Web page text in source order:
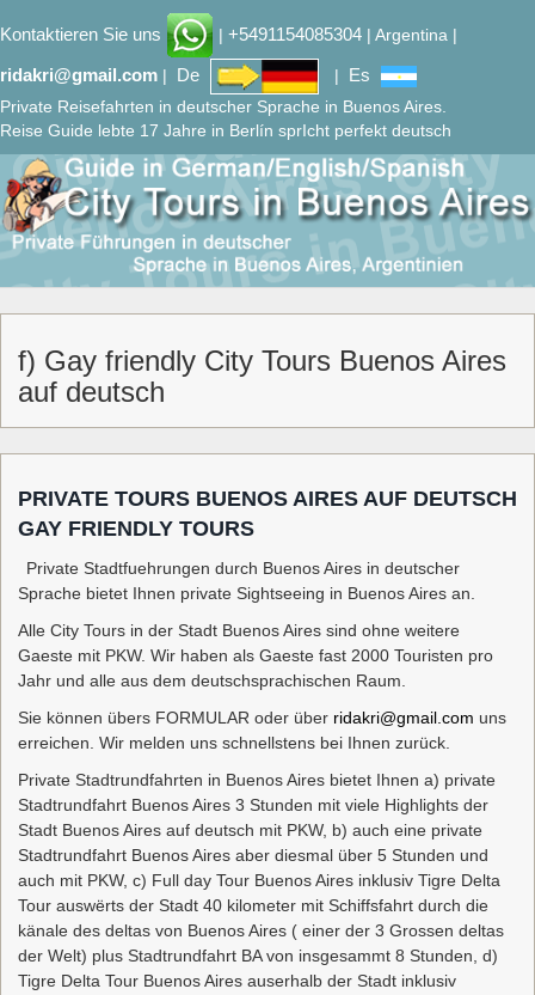
Kontaktieren Sie uns | +5491154085304 | Argentina |
ridakri@gmail.com | De | Es
Private Reisefahrten in deutscher Sprache in Buenos Aires.
Reise Guide lebte 17 Jahre in Berlín sprIcht perfekt deutsch
f) Gay friendly City Tours Buenos Aires
auf deutsch
PRIVATE TOURS BUENOS AIRES AUF DEUTSCH
GAY FRIENDLY TOURS
Private Stadtfuehrungen durch Buenos Aires in deutscher
Sprache bietet Ihnen private Sightseeing in Buenos Aires an.
Alle City Tours in der Stadt Buenos Aires sind ohne weitere
Gaeste mit PKW. Wir haben als Gaeste fast 2000 Touristen pro
Jahr und alle aus dem deutschsprachischen Raum.
Sie können übers FORMULAR oder über ridakri@gmail.com uns
erreichen. Wir melden uns schnellstens bei Ihnen zurück.
Private Stadtrundfahrten in Buenos Aires bietet Ihnen a) private
Stadtrundfahrt Buenos Aires 3 Stunden mit viele Highlights der
Stadt Buenos Aires auf deutsch mit PKW, b) auch eine private
Stadtrundfahrt Buenos Aires aber diesmal über 5 Stunden und
auch mit PKW, c) Full day Tour Buenos Aires inklusiv Tigre Delta
Tour auswërts der Stadt 40 kilometer mit Schiffsfahrt durch die
känale des deltas von Buenos Aires ( einer der 3 Grossen deltas
der Welt) plus Stadtrundfahrt BA von insgesammt 8 Stunden, d)
Tigre Delta Tour Buenos Aires auserhalb der Stadt inklusiv